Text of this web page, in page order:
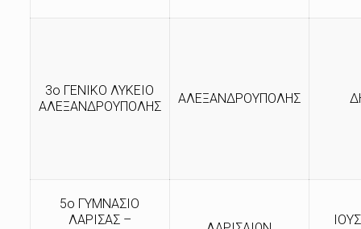
3ο ΓΕΝΙΚΟ ΛΥΚΕΙΟ
ΑΛΕΞΑΝΔΡΟΥΠΟΛΗΣ
ΑΛΕΞΑΝΔΡΟΥΠΟΛΗΣ
5ο ΓΥΜΝΑΣΙΟ
ΛΑΡΙΣΑΣ –